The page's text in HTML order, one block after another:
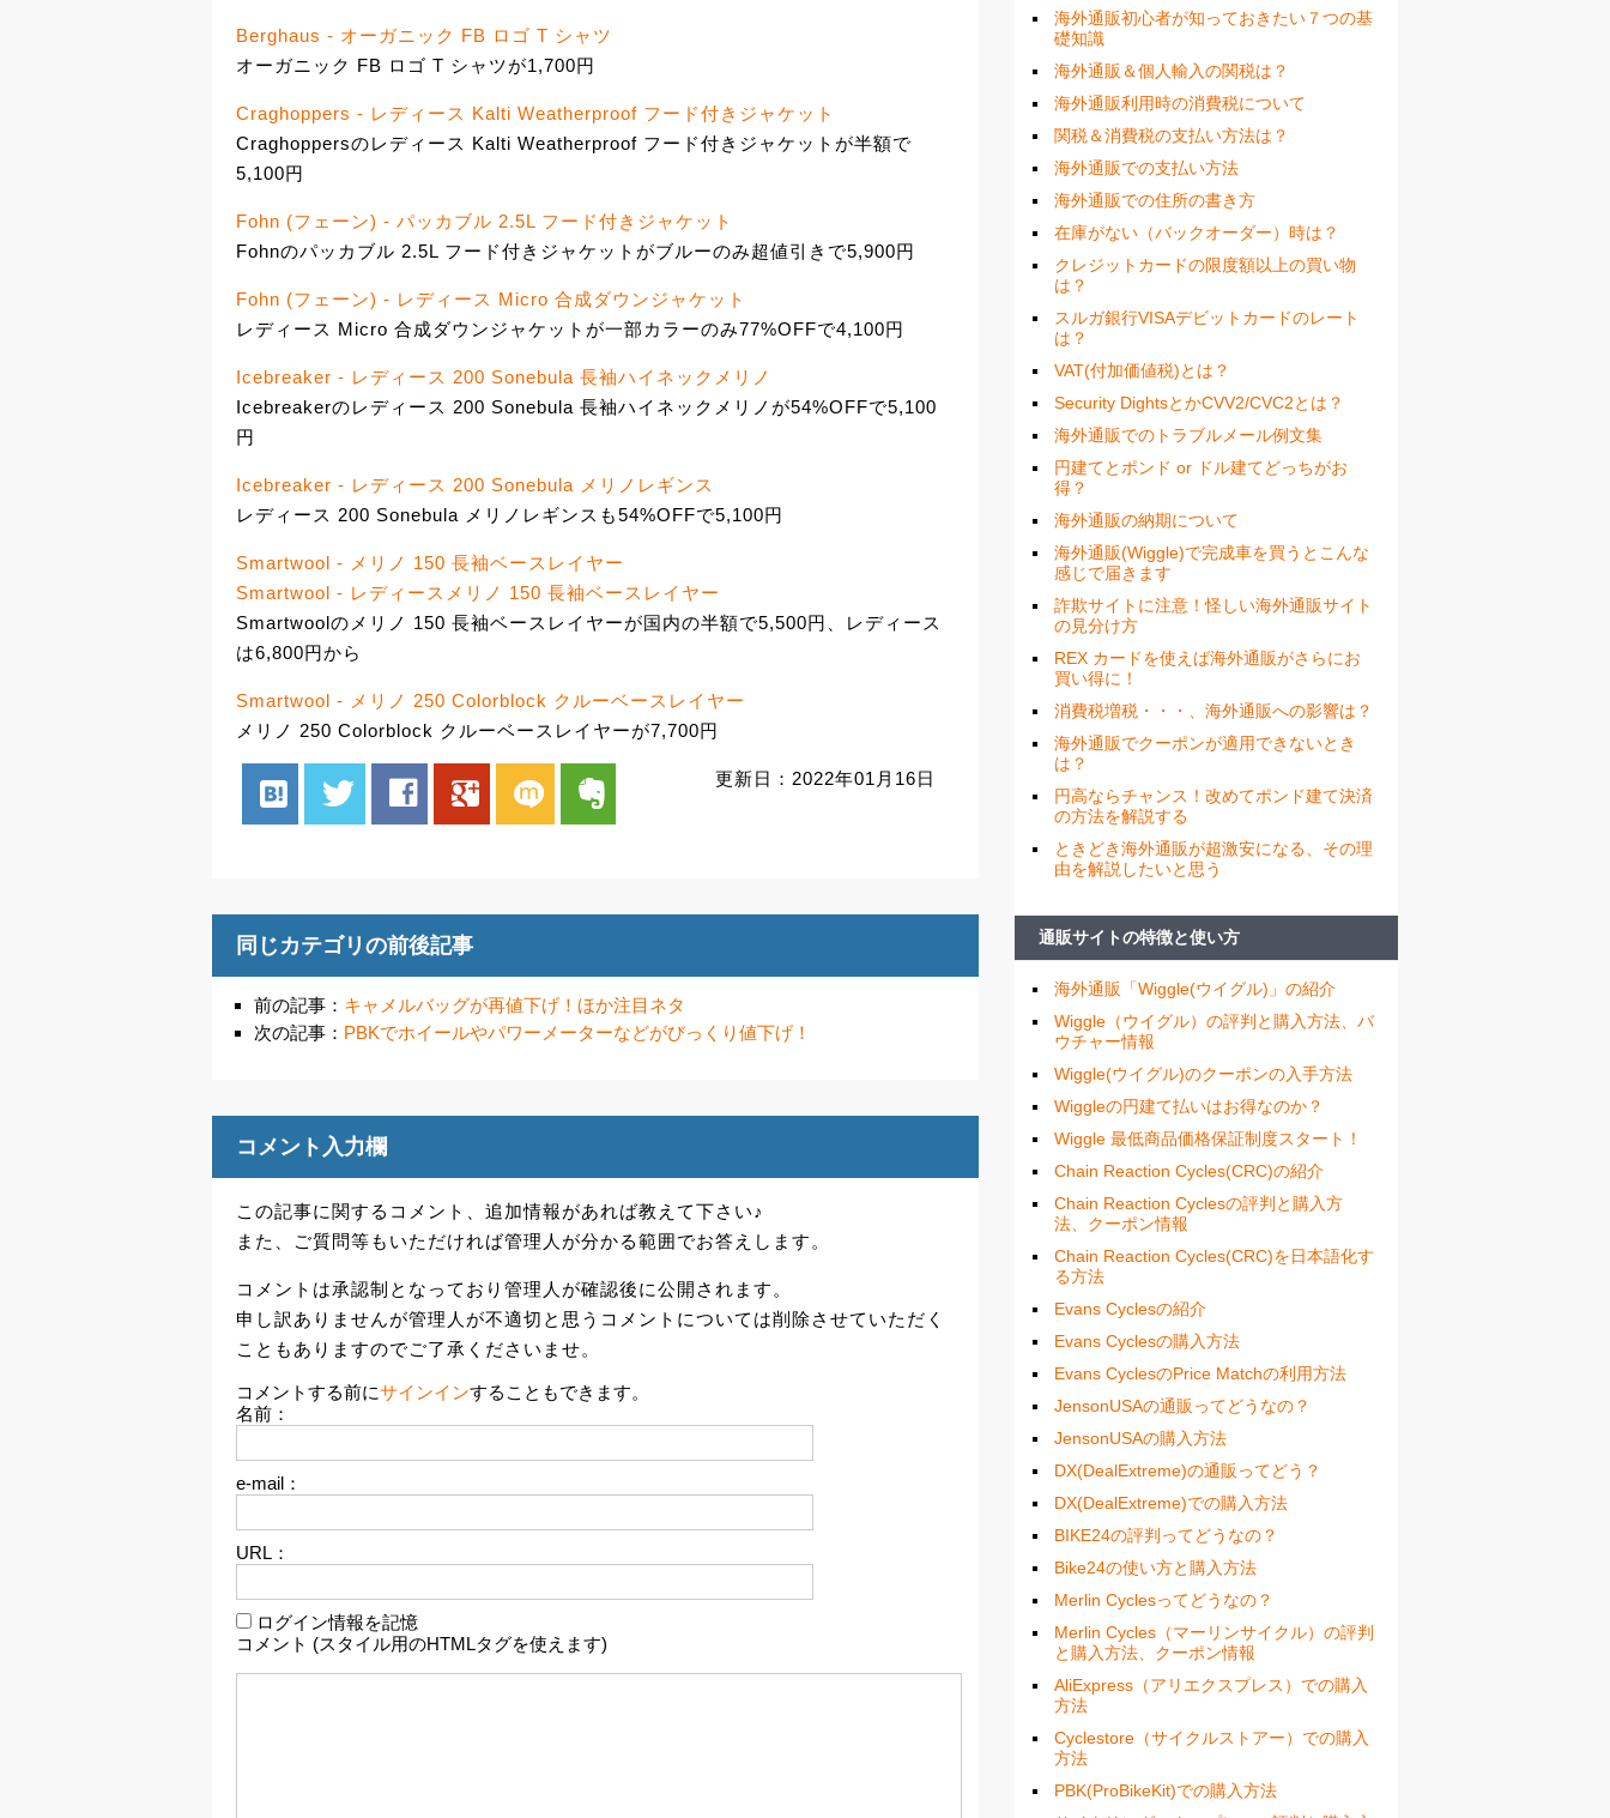
Berghaus - オーガニック FB ロゴ T シャツ
オーガニック FB ロゴ T シャツが1,700円
Craghoppers - レディース Kalti Weatherproof フード付きジャケット
Craghoppersのレディース Kalti Weatherproof フード付きジャケットが半額で
5,100円
Fohn (フェーン) - パッカブル 2.5L フード付きジャケット
Fohnのパッカブル 2.5L フード付きジャケットがブルーのみ超値引きで5,900円
Fohn (フェーン) - レディース Micro 合成ダウンジャケット
レディース Micro 合成ダウンジャケットが一部カラーのみ77%OFFで4,100円
Icebreaker - レディース 200 Sonebula 長袖ハイネックメリノ
Icebreakerのレディース 200 Sonebula 長袖ハイネックメリノが54%OFFで5,100
円
Icebreaker - レディース 200 Sonebula メリノレギンス
レディース 200 Sonebula メリノレギンスも54%OFFで5,100円
Smartwool - メリノ 150 長袖ベースレイヤー
Smartwool - レディースメリノ 150 長袖ベースレイヤー
Smartwoolのメリノ 150 長袖ベースレイヤーが国内の半額で5,500円、レディース
は6,800円から
Smartwool - メリノ 250 Colorblock クルーベースレイヤー
メリノ 250 Colorblock クルーベースレイヤーが7,700円
hatenabookmark twitter facebook google mixi evernote 更新日：2022年01月16日
同じカテゴリの前後記事
前の記事： キャメルバッグが再値下げ！ほか注目ネタ
次の記事： PBKでホイールやパワーメーターなどがびっくり値下げ！
コメント入力欄
この記事に関するコメント、追加情報があれば教えて下さい♪
また、ご質問等もいただければ管理人が分かる範囲でお答えします。
コメントは承認制となっており管理人が確認後に公開されます。
申し訳ありませんが管理人が不適切と思うコメントについては削除させていただく
こともありますのでご了承くださいませ。
コメントする前にサインインすることもできます。
名前：
e-mail：
URL：
ログイン情報を記憶
コメント (スタイル用のHTMLタグを使えます)
海外通販初心者が知っておきたい７つの基
礎知識
海外通販＆個人輸入の関税は？
海外通販利用時の消費税について
関税＆消費税の支払い方法は？
海外通販での支払い方法
海外通販での住所の書き方
在庫がない（バックオーダー）時は？
クレジットカードの限度額以上の買い物
は？
スルガ銀行VISAデビットカードのレート
は？
VAT(付加価値税)とは？
Security DightsとかCVV2/CVC2とは？
海外通販でのトラブルメール例文集
円建てとポンド or ドル建てどっちがお
得？
海外通販の納期について
海外通販(Wiggle)で完成車を買うとこんな
感じで届きます
詐欺サイトに注意！怪しい海外通販サイト
の見分け方
REX カードを使えば海外通販がさらにお
買い得に！
消費税増税・・・、海外通販への影響は？
海外通販でクーポンが適用できないとき
は？
円高ならチャンス！改めてポンド建て決済
の方法を解説する
ときどき海外通販が超激安になる、その理
由を解説したいと思う
通販サイトの特徴と使い方
海外通販「Wiggle(ウイグル)」の紹介
Wiggle（ウイグル）の評判と購入方法、バ
ウチャー情報
Wiggle(ウイグル)のクーポンの入手方法
Wiggleの円建て払いはお得なのか？
Wiggle 最低商品価格保証制度スタート！
Chain Reaction Cycles(CRC)の紹介
Chain Reaction Cyclesの評判と購入方
法、クーポン情報
Chain Reaction Cycles(CRC)を日本語化す
る方法
Evans Cyclesの紹介
Evans Cyclesの購入方法
Evans CyclesのPrice Matchの利用方法
JensonUSAの通販ってどうなの？
JensonUSAの購入方法
DX(DealExtreme)の通販ってどう？
DX(DealExtreme)での購入方法
BIKE24の評判ってどうなの？
Bike24の使い方と購入方法
Merlin Cyclesってどうなの？
Merlin Cycles（マーリンサイクル）の評判
と購入方法、クーポン情報
AliExpress（アリエクスプレス）での購入
方法
Cyclestore（サイクルストアー）での購入
方法
PBK(ProBikeKit)での購入方法